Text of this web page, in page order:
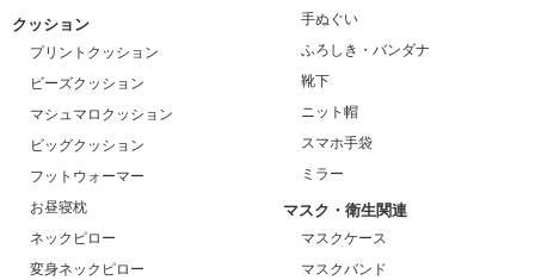
クッション
プリントクッション
ビーズクッション
マシュマロクッション
ビッグクッション
フットウォーマー
お昼寝枕
ネックピロー
変身ネックピロー
手ぬぐい
ふろしき・バンダナ
靴下
ニット帽
スマホ手袋
ミラー
マスク・衛生関連
マスクケース
マスクバンド